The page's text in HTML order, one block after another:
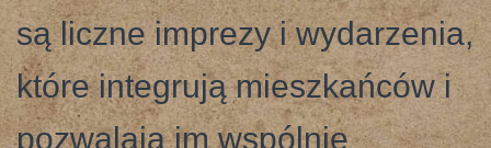
są liczne imprezy i wydarzenia,
które integrują mieszkańców i
pozwalają im wspólnie